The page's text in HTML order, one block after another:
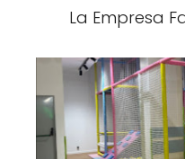
La Empresa